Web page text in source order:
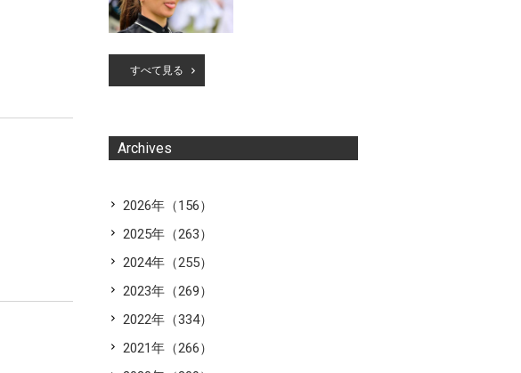
すべて見る
Archives
2026年（156）
2025年（263）
2024年（255）
2023年（269）
2022年（334）
2021年（266）